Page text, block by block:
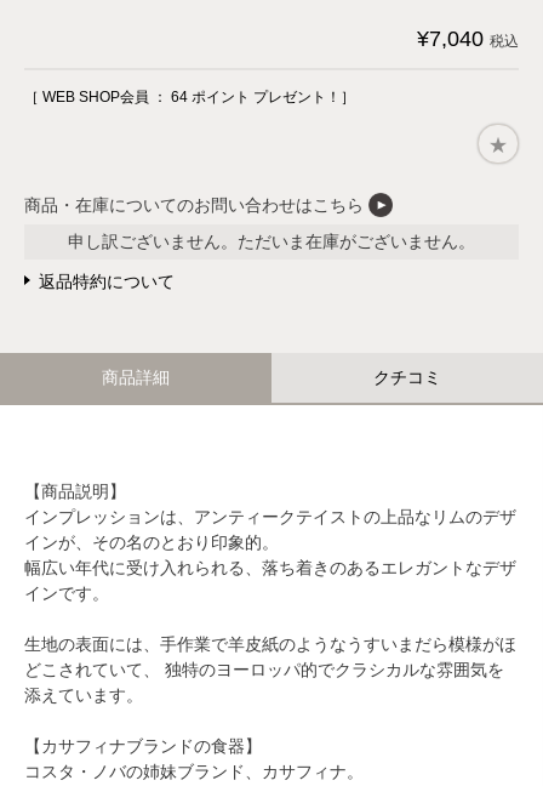
¥7,040 税込
［ WEB SHOP会員 ： 64 ポイント プレゼント！］
商品・在庫についてのお問い合わせはこちら
申し訳ございません。ただいま在庫がございません。
返品特約について
商品詳細 クチコミ
【商品説明】
インプレッションは、アンティークテイストの上品なリムのデザ
インが、その名のとおり印象的。
幅広い年代に受け入れられる、落ち着きのあるエレガントなデザ
インです。
生地の表面には、手作業で羊皮紙のようなうすいまだら模様がほ
どこされていて、 独特のヨーロッパ的でクラシカルな雰囲気を
添えています。
【カサフィナブランドの食器】
コスタ・ノバの姉妹ブランド、カサフィナ。